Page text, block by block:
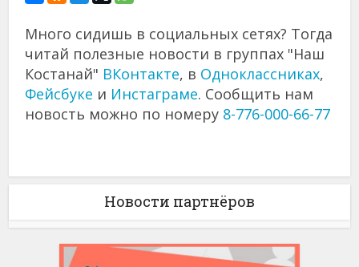
Много сидишь в социальных сетях? Тогда
читай полезные новости в группах "Наш
Костанай" ВКонтакте, в Одноклассниках,
Фейсбуке и Инстаграме. Сообщить нам
новость можно по номеру 8-776-000-66-77
Новости партнёров